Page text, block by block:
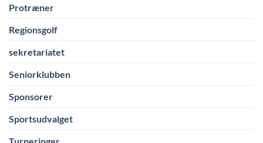
Protræner
Regionsgolf
sekretariatet
Seniorklubben
Sponsorer
Sportsudvalget